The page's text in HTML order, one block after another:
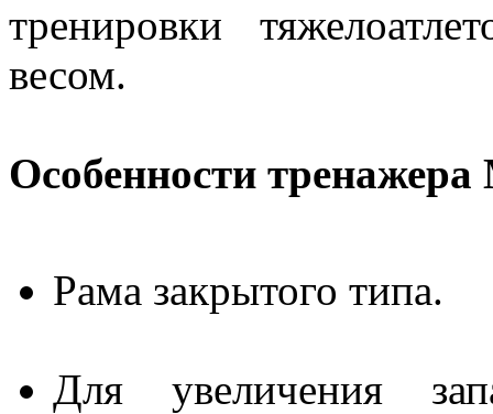
тренировки
весом.
Особенности
Рама закрытого типа.
Для увеличения